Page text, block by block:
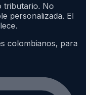
tributario. No
personalizada. El
colombianos, para